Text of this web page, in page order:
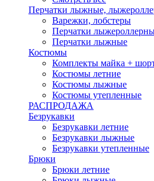
Перчатки лыжные,
Варежки, лобстеры
Перчатки
Перчатки лыжные
Костюмы
Комплекты майка +
Костюмы летние
Костюмы лыжные
Костюмы утепленные
РАСПРОДАЖА
Безрукавки
Безрукавки летние
Безрукавки лыжные
Безрукавки утепленные
Брюки
Брюки летние